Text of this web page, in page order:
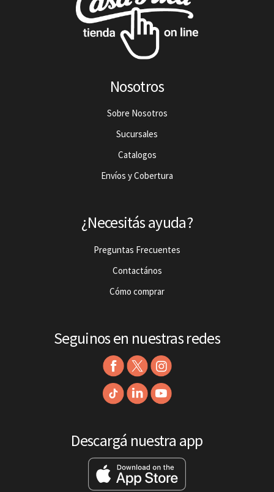
Nosotros
Sobre Nosotros
Sucursales
Catalogos
Envíos y Cobertura
¿Necesitás ayuda?
Preguntas Frecuentes
Contactános
Cómo comprar
Seguinos en nuestras redes
Descargá nuestra app